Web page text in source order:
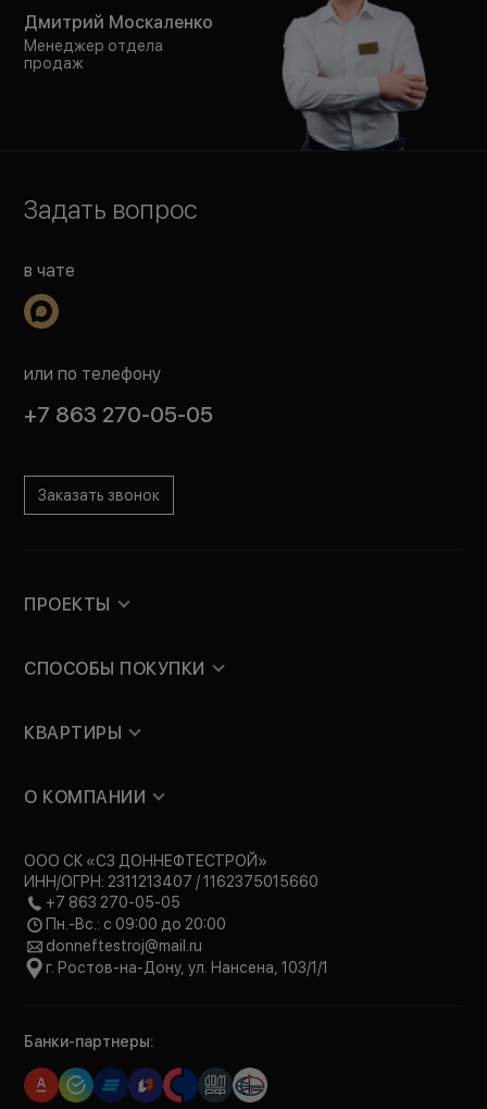
Дмитрий Москаленко
Менеджер отдела
продаж
Задать вопрос
в чате
или по телефону
+7 863 270-05-05
Заказать звонок
ПРОЕКТЫ
СПОСОБЫ ПОКУПКИ
КВАРТИРЫ
О КОМПАНИИ
ООО СК «СЗ ДОННЕФТЕСТРОЙ»
ИНН/ОГРН: 2311213407 / 1162375015660
+7 863 270-05-05
Пн.-Вс.: с 09:00 до 20:00
donneftestroj@mail.ru
г. Ростов-на-Дону, ул. Нансена, 103/1/1
Банки-партнеры: